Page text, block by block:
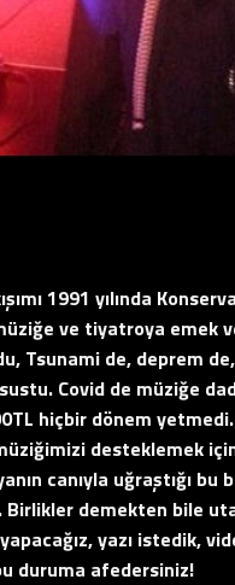
1991 yılında
ve tiyatroya emek
Tsunami de, deprem
Covid de müziğe
hiçbir dönem
desteklemek
canıyla uğraştığı
Birlikler demekten bile
yazı istedik,
duruma afedersiniz!